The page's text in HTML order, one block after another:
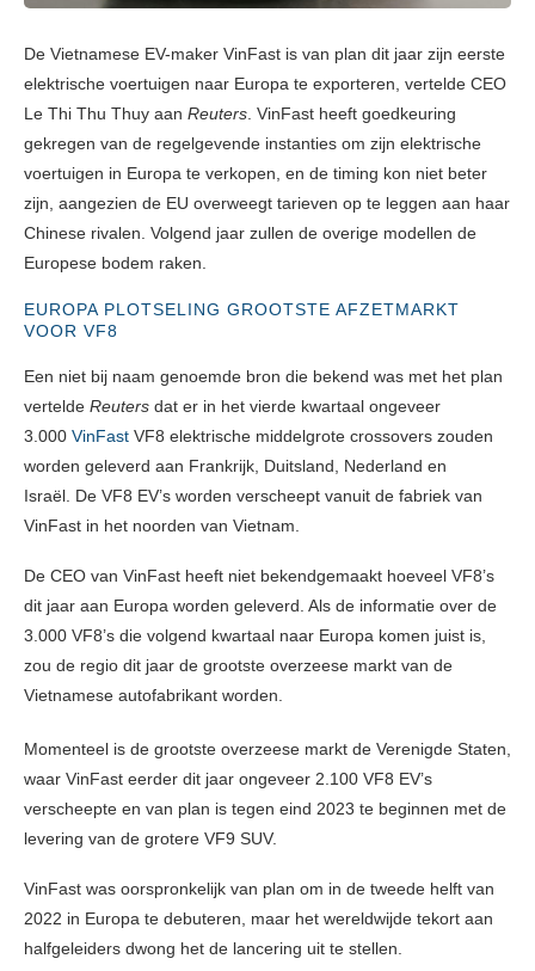
De Vietnamese EV-maker VinFast is van plan dit jaar zijn eerste
elektrische voertuigen naar Europa te exporteren, vertelde CEO
Le Thi Thu Thuy aan Reuters. VinFast heeft goedkeuring
gekregen van de regelgevende instanties om zijn elektrische
voertuigen in Europa te verkopen, en de timing kon niet beter
zijn, aangezien de EU overweegt tarieven op te leggen aan haar
Chinese rivalen. Volgend jaar zullen de overige modellen de
Europese bodem raken.
EUROPA PLOTSELING GROOTSTE AFZETMARKT
VOOR VF8
Een niet bij naam genoemde bron die bekend was met het plan
vertelde Reuters dat er in het vierde kwartaal ongeveer
3.000 VinFast VF8 elektrische middelgrote crossovers zouden
worden geleverd aan Frankrijk, Duitsland, Nederland en
Israël. De VF8 EV’s worden verscheept vanuit de fabriek van
VinFast in het noorden van Vietnam.
De CEO van VinFast heeft niet bekendgemaakt hoeveel VF8’s
dit jaar aan Europa worden geleverd. Als de informatie over de
3.000 VF8’s die volgend kwartaal naar Europa komen juist is,
zou de regio dit jaar de grootste overzeese markt van de
Vietnamese autofabrikant worden.
Momenteel is de grootste overzeese markt de Verenigde Staten,
waar VinFast eerder dit jaar ongeveer 2.100 VF8 EV’s
verscheepte en van plan is tegen eind 2023 te beginnen met de
levering van de grotere VF9 SUV.
VinFast was oorspronkelijk van plan om in de tweede helft van
2022 in Europa te debuteren, maar het wereldwijde tekort aan
halfgeleiders dwong het de lancering uit te stellen.